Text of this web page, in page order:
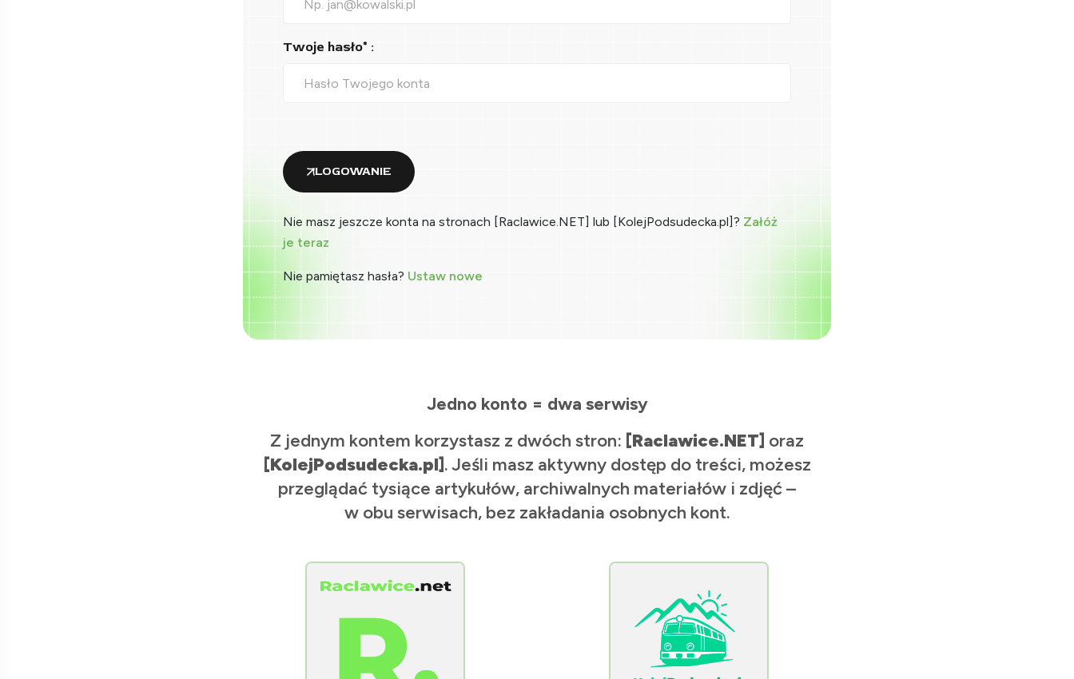
Twoje hasło* :
LOGOWANIE
Nie masz jeszcze konta na stronach [Raclawice.NET] lub [KolejPodsudecka.pl]? Załóż
je teraz
Nie pamiętasz hasła? Ustaw nowe
Jedno konto = dwa serwisy
Z jednym kontem korzystasz z dwóch stron: [Raclawice.NET] oraz
[KolejPodsudecka.pl]. Jeśli masz aktywny dostęp do treści, możesz
przeglądać tysiące artykułów, archiwalnych materiałów i zdjęć –
w obu serwisach, bez zakładania osobnych kont.